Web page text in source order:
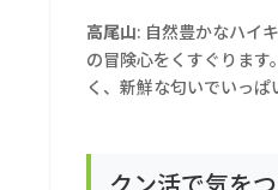
高尾山: 自然豊かなハイ
の冒険心をくすぐりま
く、新鮮な匂いでいっぱ